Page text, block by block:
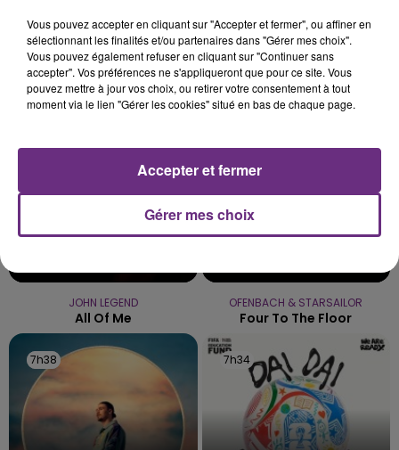
rémois. Le magasin JouéClub est contraint de
fermer ses portes.
TITRES DIFFUSÉS
JOHN LEGEND
All Of Me
OFENBACH & STARSAILOR
Four To The Floor
7h38
7h38 7h34
7h34
Vous pouvez accepter en cliquant sur "Accepter et fermer", ou affiner en
sélectionnant les finalités et/ou partenaires dans "Gérer mes choix".
Vous pouvez également refuser en cliquant sur "Continuer sans
accepter". Vos préférences ne s'appliqueront que pour ce site. Vous
pouvez mettre à jour vos choix, ou retirer votre consentement à tout
moment via le lien "Gérer les cookies" situé en bas de chaque page.
Gérer mes choix
Accepter et fermer